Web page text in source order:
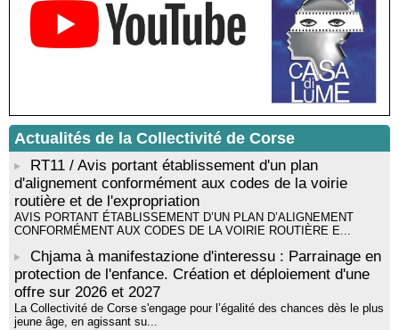
Santa Lucia di Tallà
Mise en musique d’un livre jeunesse par Annik Meschinet,
musicienne pédagogue : Ateliers d’expression sonore, vocale,
rythmique et corporelle - Mediateca territuriale di Santa Lucia di
! Événement reporté ! Cycle de conférences peinture animé
par Alexandre Dominati - Mediateca territuriale di Santa Lucia di
Tallà
Actualités de la Collectivité de Corse
RT11 / Avis portant établissement d'un plan
d'alignement conformément aux codes de la voirie
routière et de l'expropriation
AVIS PORTANT ÉTABLISSEMENT D’UN PLAN D’ALIGNEMENT
CONFORMÉMENT AUX CODES DE LA VOIRIE ROUTIÈRE E...
Chjama à manifestazione d'interessu : Parrainage en
protection de l'enfance. Création et déploiement d'une
offre sur 2026 et 2027
La Collectivité de Corse s'engage pour l’égalité des chances dès le plus
jeune âge, en agissant su...